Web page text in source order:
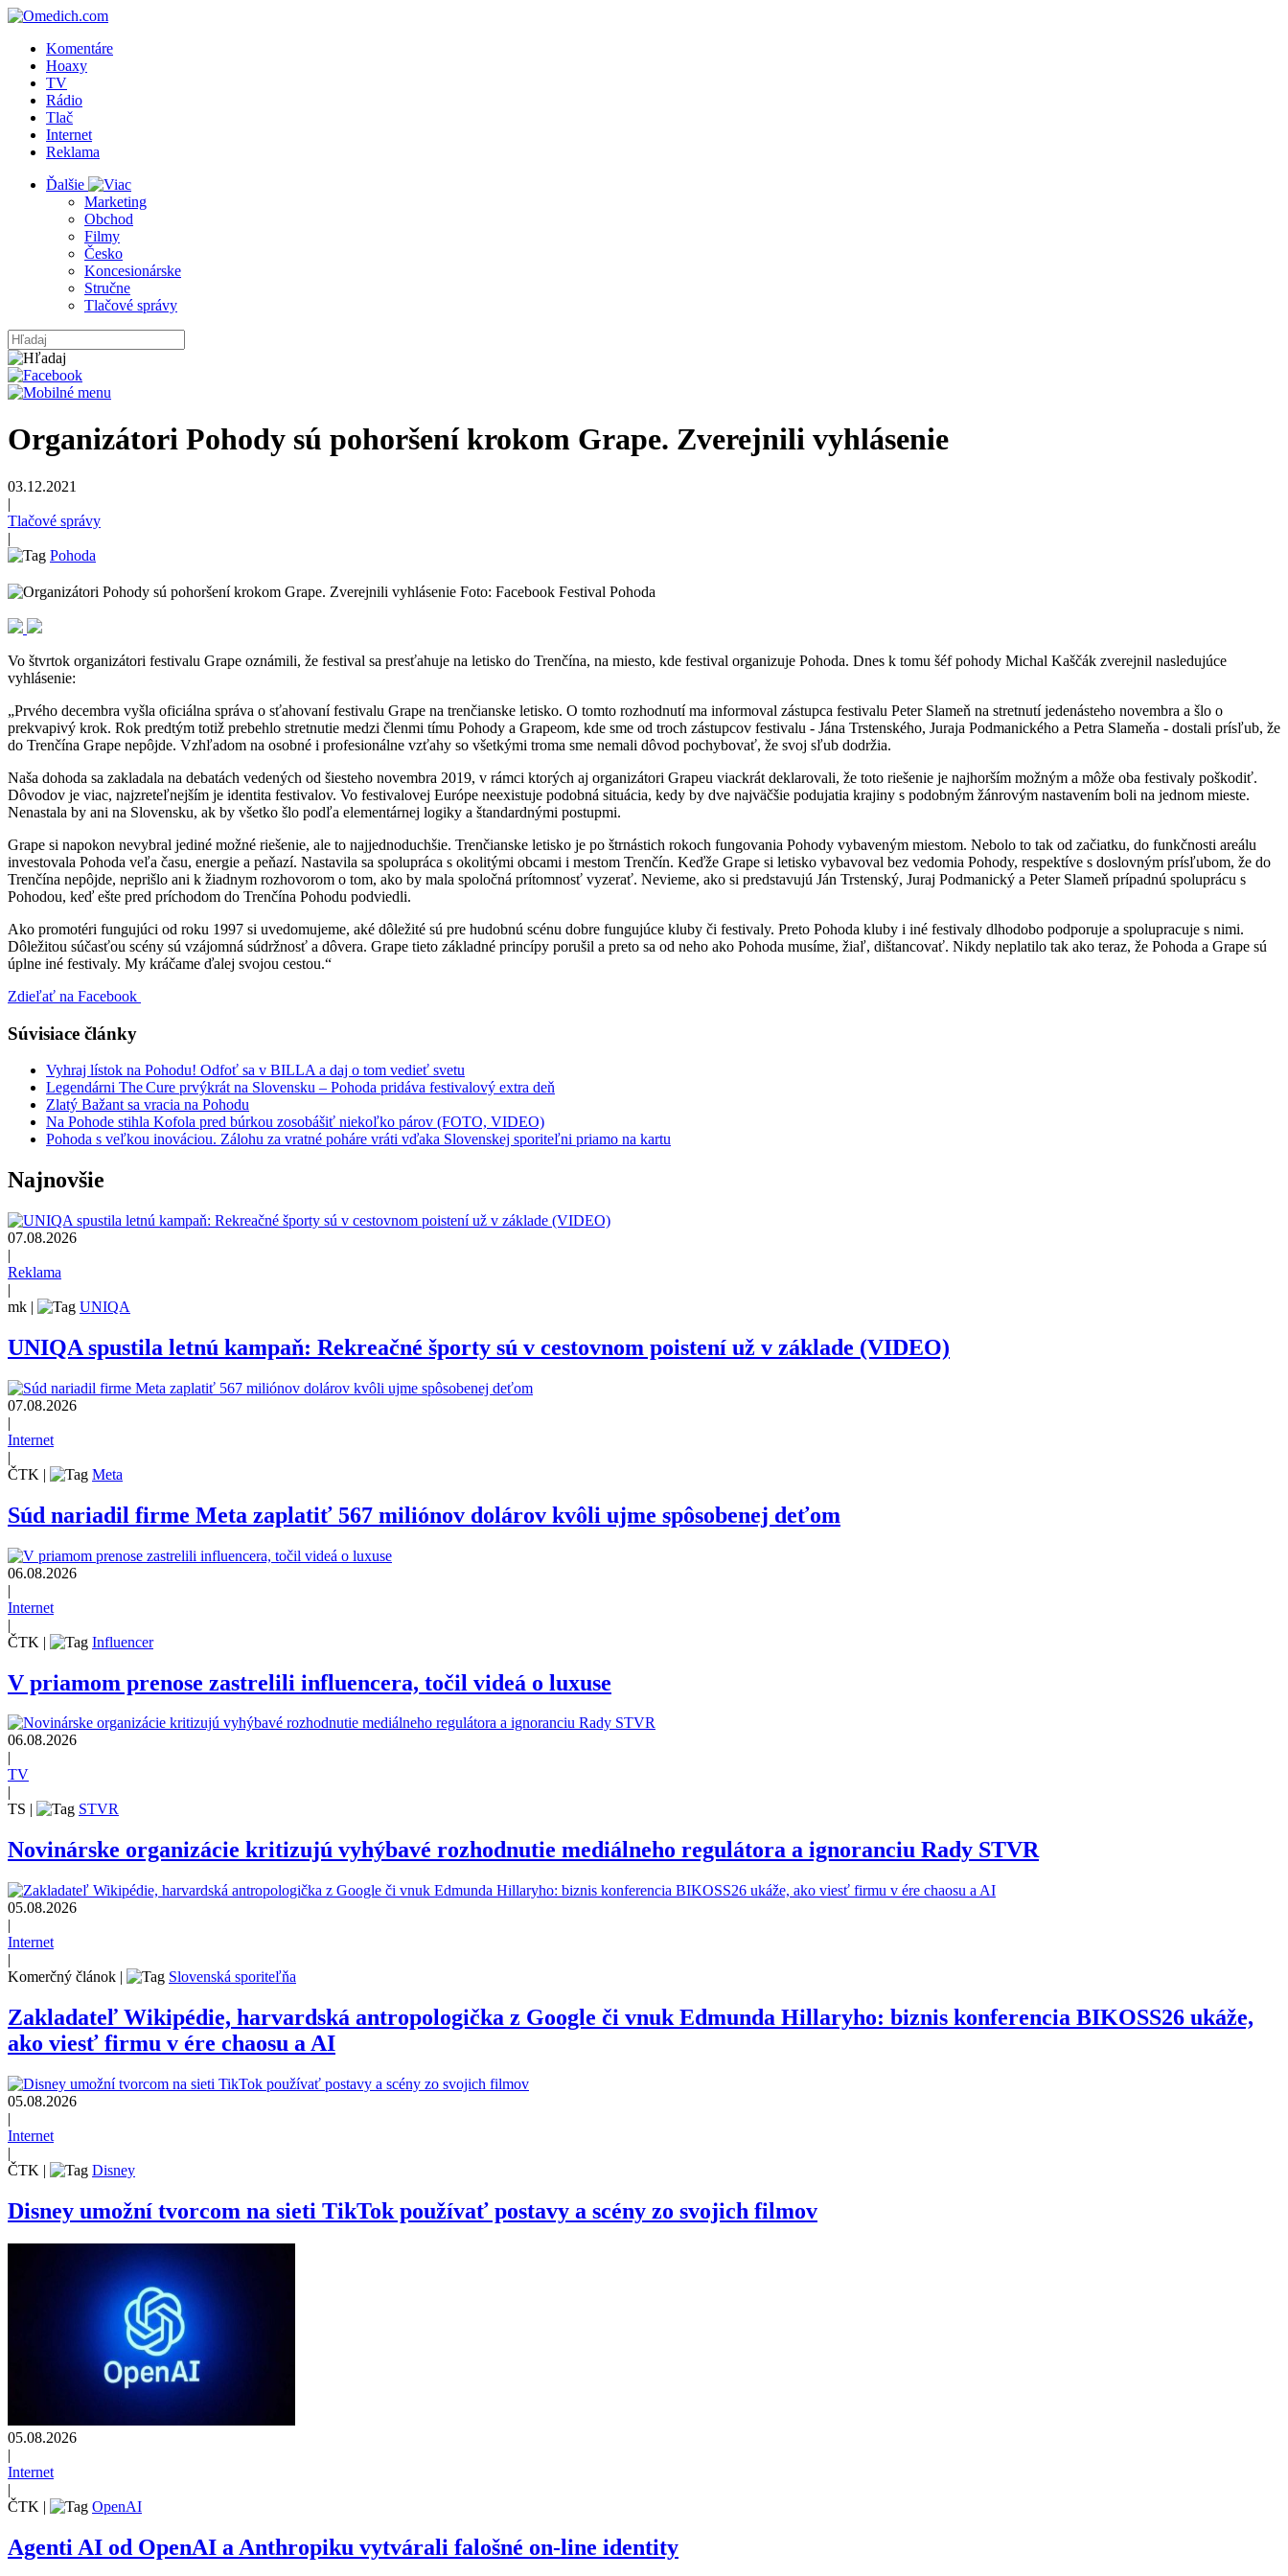
Komentáre
Hoaxy
TV
Rádio
Tlač
Internet
Reklama
Ďalšie
Marketing
Obchod
Filmy
Česko
Koncesionárske
Stručne
Tlačové správy
Organizátori Pohody sú pohoršení krokom Grape. Zverejnili vyhlásenie
03.12.2021
|
Tlačové správy
|
Pohoda
Foto: Facebook Festival Pohoda
Vo štvrtok organizátori festivalu Grape oznámili, že festival sa presťahuje na letisko do Trenčína, na miesto, kde festival organizuje Pohoda. Dnes k tomu šéf pohody Michal Kaščák zverejnil nasledujúce
vyhlásenie:
„Prvého decembra vyšla oficiálna správa o sťahovaní festivalu Grape na trenčianske letisko. O tomto rozhodnutí ma informoval zástupca festivalu Peter Slameň na stretnutí jedenásteho novembra a šlo o
prekvapivý krok. Rok predtým totiž prebehlo stretnutie medzi členmi tímu Pohody a Grapeom, kde sme od troch zástupcov festivalu - Jána Trstenského, Juraja Podmanického a Petra Slameňa - dostali prísľub, že
do Trenčína Grape nepôjde. Vzhľadom na osobné i profesionálne vzťahy so všetkými troma sme nemali dôvod pochybovať, že svoj sľub dodržia.
Naša dohoda sa zakladala na debatách vedených od šiesteho novembra 2019, v rámci ktorých aj organizátori Grapeu viackrát deklarovali, že toto riešenie je najhorším možným a môže oba festivaly poškodiť.
Dôvodov je viac, najzreteľnejším je identita festivalov. Vo festivalovej Európe neexistuje podobná situácia, kedy by dve najväčšie podujatia krajiny s podobným žánrovým nastavením boli na jednom mieste.
Nenastala by ani na Slovensku, ak by všetko šlo podľa elementárnej logiky a štandardnými postupmi.
Grape si napokon nevybral jediné možné riešenie, ale to najjednoduchšie. Trenčianske letisko je po štrnástich rokoch fungovania Pohody vybaveným miestom. Nebolo to tak od začiatku, do funkčnosti areálu
investovala Pohoda veľa času, energie a peňazí. Nastavila sa spolupráca s okolitými obcami i mestom Trenčín. Keďže Grape si letisko vybavoval bez vedomia Pohody, respektíve s doslovným prísľubom, že do
Trenčína nepôjde, neprišlo ani k žiadnym rozhovorom o tom, ako by mala spoločná prítomnosť vyzerať. Nevieme, ako si predstavujú Ján Trstenský, Juraj Podmanický a Peter Slameň prípadnú spoluprácu s
Pohodou, keď ešte pred príchodom do Trenčína Pohodu podviedli.
Ako promotéri fungujúci od roku 1997 si uvedomujeme, aké dôležité sú pre hudobnú scénu dobre fungujúce kluby či festivaly. Preto Pohoda kluby i iné festivaly dlhodobo podporuje a spolupracuje s nimi.
Dôležitou súčasťou scény sú vzájomná súdržnosť a dôvera. Grape tieto základné princípy porušil a preto sa od neho ako Pohoda musíme, žiaľ, dištancovať. Nikdy neplatilo tak ako teraz, že Pohoda a Grape sú
úplne iné festivaly. My kráčame ďalej svojou cestou.“
Zdieľať na Facebook
Súvisiace články
Vyhraj lístok na Pohodu! Odfoť sa v BILLA a daj o tom vedieť svetu
Legendárni The Cure prvýkrát na Slovensku – Pohoda pridáva festivalový extra deň
Zlatý Bažant sa vracia na Pohodu
Na Pohode stihla Kofola pred búrkou zosobášiť niekoľko párov (FOTO, VIDEO)
Pohoda s veľkou inováciou. Zálohu za vratné poháre vráti vďaka Slovenskej sporiteľni priamo na kartu
Najnovšie
07.08.2026
|
Reklama
|
mk | UNIQA
UNIQA spustila letnú kampaň: Rekreačné športy sú v cestovnom poistení už v základe (VIDEO)
07.08.2026
|
Internet
|
ČTK | Meta
Súd nariadil firme Meta zaplatiť 567 miliónov dolárov kvôli ujme spôsobenej deťom
06.08.2026
|
Internet
|
ČTK | Influencer
V priamom prenose zastrelili influencera, točil videá o luxuse
06.08.2026
TV
TS
STVR
Novinárske organizácie kritizujú vyhýbavé rozhodnutie mediálneho regulátora a ignoranciu Rady STVR
05.08.2026
|
Internet
|
Komerčný článok | Slovenská sporiteľňa
Zakladateľ Wikipédie, harvardská antropologička z Google či vnuk Edmunda Hillaryho: biznis konferencia BIKOSS26 ukáže,
ako viesť firmu v ére chaosu a AI
05.08.2026
|
Internet
|
ČTK | Disney
Disney umožní tvorcom na sieti TikTok používať postavy a scény zo svojich filmov
05.08.2026
|
Internet
|
ČTK | OpenAI
Agenti AI od OpenAI a Anthropiku vytvárali falošné on-line identity